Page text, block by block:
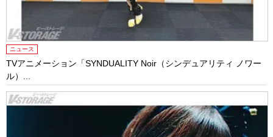
ニュース
TVアニメーション「SYNDUALITY Noir（シンデュアリティ ノワー
ル）...